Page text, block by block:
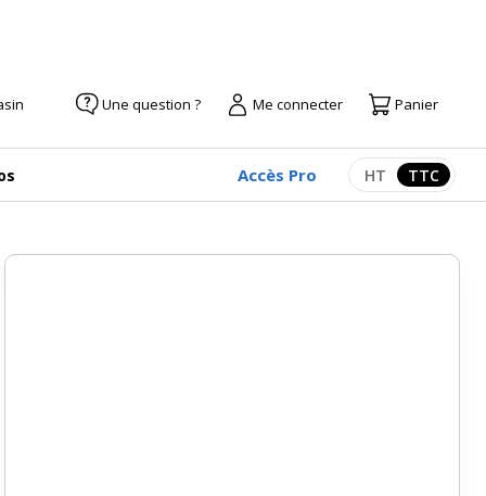
Une question ? Me connecter Panier
Accès Pro Afficher les
HT TTC